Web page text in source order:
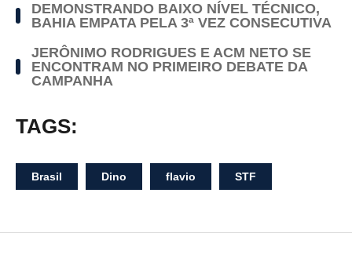
DEMONSTRANDO BAIXO NÍVEL TÉCNICO,
BAHIA EMPATA PELA 3ª VEZ CONSECUTIVA
JERÔNIMO RODRIGUES E ACM NETO SE
ENCONTRAM NO PRIMEIRO DEBATE DA
CAMPANHA
TAGS:
Brasil Dino flavio STF